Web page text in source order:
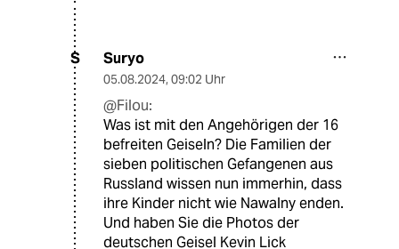
S Suryo
05.08.2024, 09:02 Uhr
@Filou:
Was ist mit den Angehörigen der 16
befreiten Geiseln? Die Familien der
sieben politischen Gefangenen aus
Russland wissen nun immerhin, dass
ihre Kinder nicht wie Nawalny enden.
Und haben Sie die Photos der
deutschen Geisel Kevin Lick